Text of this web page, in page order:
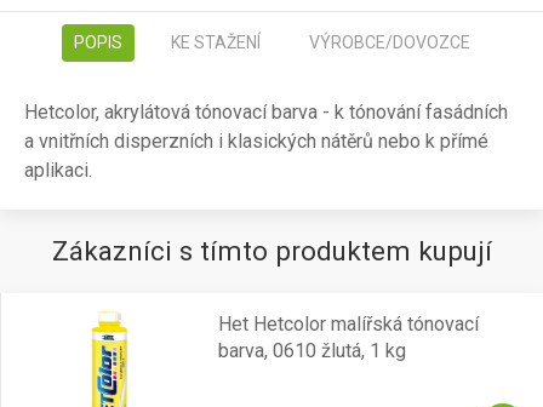
POPIS KE STAŽENÍ VÝROBCE/DOVOZCE
Hetcolor, akrylátová tónovací barva - k tónování fasádních
a vnitřních disperzních i klasických nátěrů nebo k přímé
aplikaci.
Zákazníci s tímto produktem kupují
Het Hetcolor malířská tónovací
barva, 0610 žlutá, 1 kg